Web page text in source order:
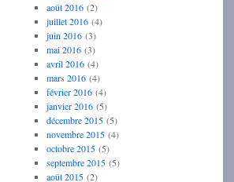
août 2016(2)
juillet 2016(4)
juin 2016(3)
mai 2016(3)
avril 2016(4)
mars 2016(4)
février 2016(4)
janvier 2016(5)
décembre 2015(5)
novembre 2015(4)
octobre 2015(5)
septembre 2015(5)
août 2015(2)